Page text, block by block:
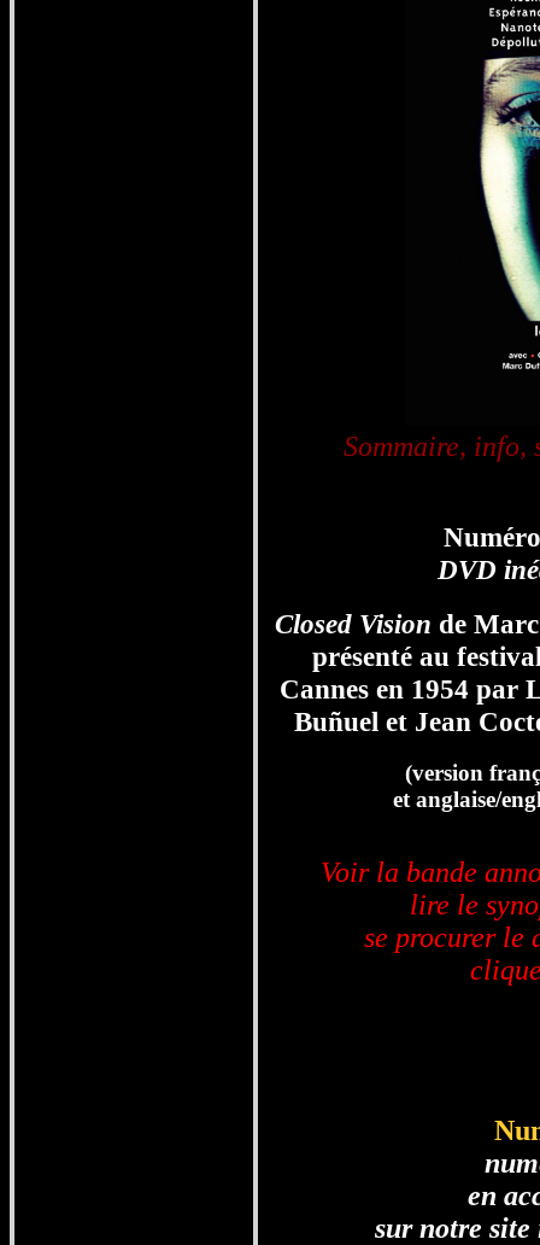
Sommaire, info,
DVD
Closed Vision de
présenté au
Cannes en 1954 par
Buñuel et Jean
(version
et anglaise/
Voir la bande
lire le
se procurer le
en
sur notre